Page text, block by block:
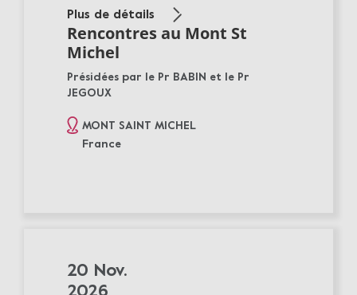
Plus de détails
Rencontres au Mont St
Michel
Présidées par le Pr BABIN et le Pr
JEGOUX
MONT SAINT MICHEL
France
20 Nov.
2026